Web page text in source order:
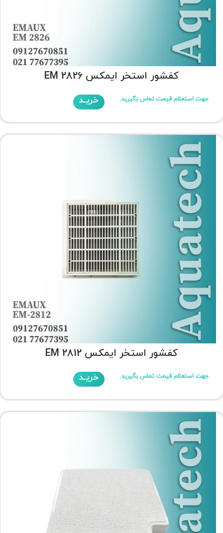
کفشور استخر ایمکس EM 2826
جهت استعلام قیمت تماس بگیرید. خریـد
کفشور استخر ایمکس EM 2812
جهت استعلام قیمت تماس بگیرید. خریـد